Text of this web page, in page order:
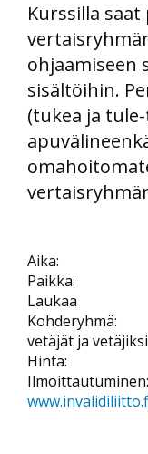
Kurssilla
ohjaamiseen
sisältöihin.
(tukea ja
Aika: 4.-
Paikka:
Laukaa
Kohderyhmä:
vetäjät ja
Hinta: 50 €